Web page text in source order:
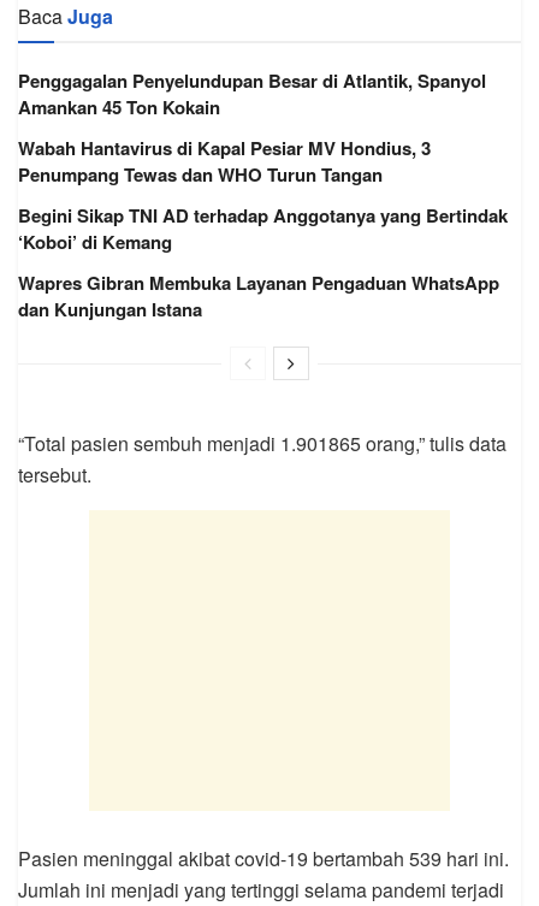
BacaJuga
Penggagalan Penyelundupan Besar di Atlantik, Spanyol
Amankan 45 Ton Kokain
Wabah Hantavirus di Kapal Pesiar MV Hondius, 3
Penumpang Tewas dan WHO Turun Tangan
Begini Sikap TNI AD terhadap Anggotanya yang Bertindak
‘Koboi’ di Kemang
Wapres Gibran Membuka Layanan Pengaduan WhatsApp
dan Kunjungan Istana
“Total pasien sembuh menjadi 1.901865 orang,” tulis data
tersebut.
Pasien meninggal akibat covid-19 bertambah 539 hari ini.
Jumlah ini menjadi yang tertinggi selama pandemi terjadi